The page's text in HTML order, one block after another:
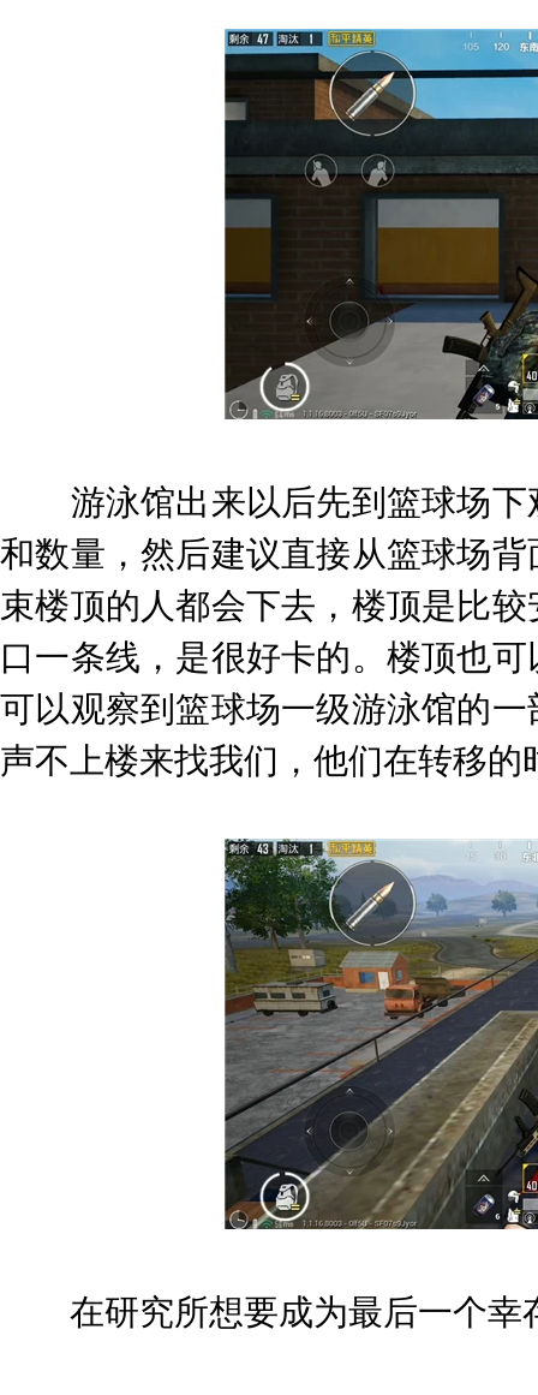
游泳馆出来以后先到篮球场下
和数量，然后建议直接从篮球场
束楼顶的人都会下去，楼顶是比
口一条线，是很好卡的。楼顶也
可以观察到篮球场一级游泳馆的
声不上楼来找我们，他们在转移
在研究所想要成为最后一个幸